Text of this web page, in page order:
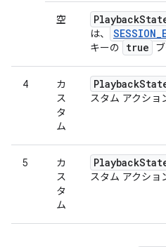
空 Playback
は、
キーの true
4
カ
ス
タ
ム
Playback
スタム アクショ
5
カ
ス
タ
ム
Playback
スタム アクショ